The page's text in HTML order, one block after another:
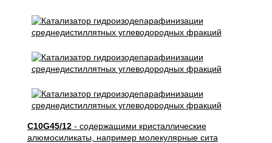
C10G45/12- содержащими кристаллические
алюмосиликаты, например молекулярные сита